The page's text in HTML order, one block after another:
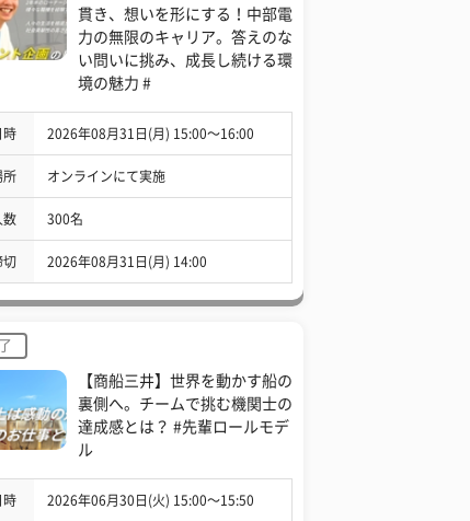
貫き、想いを形にする！中部電
力の無限のキャリア。答えのな
い問いに挑み、成長し続ける環
境の魅力 #
時 2026年08月31日(月) 15:00〜16:00
所 オンラインにて実施
数 300名
切 2026年08月31日(月) 14:00
【商船三井】世界を動かす船の
裏側へ。チームで挑む機関士の
達成感とは？ #先輩ロールモデ
ル
時 2026年06月30日(火) 15:00〜15:50